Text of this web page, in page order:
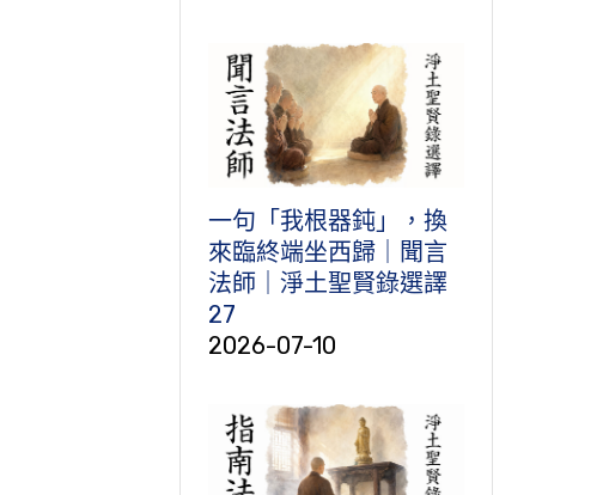
一句「我根器鈍」，換
來臨終端坐西歸｜聞言
法師｜淨土聖賢錄選譯
27
2026-07-10